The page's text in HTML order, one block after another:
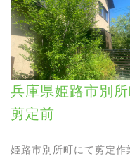
兵庫県姫路市別
剪定前
姫路市別所町にて剪定作